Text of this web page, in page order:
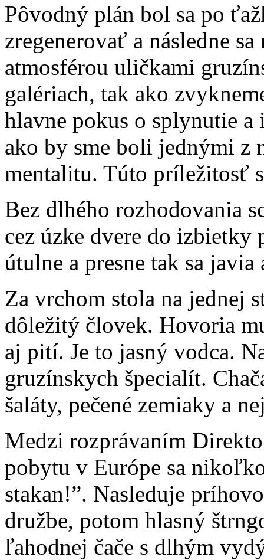
Pôvodný plán bol sa po
zregenerovať a následne
atmosférou uličkami
galériach, tak ako
hlavne pokus o splynutie
ako by sme boli jednými z
mentalitu. Túto príležitosť
Bez dlhého rozhodovania
cez úzke dvere do izbietky
útulne a presne tak sa
Za vrchom stola na jednej
dôležitý človek. Hovoria
aj pití. Je to jasný vodca.
gruzínskych špecialít.
šaláty, pečené zemiaky a
Medzi rozprávaním
pobytu v Európe sa
stakan!”. Nasleduje
družbe, potom hlasný
ľahodnej čače s dlhým